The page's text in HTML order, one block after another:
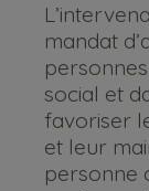
mandat
social et
favoriser
et leur
personne